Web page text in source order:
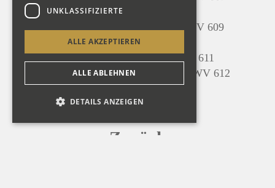
In dulci jubilo, BWV 608
Lobt Gott, ihr Christen allzugleich, BWV 609
Jesu, meine Freude, BWV 610
Christum wir sollen loben schon, BWV 611
Wir Christenleut han jetztund Freud, BWV 612
Präludium und Fuge G-Dur, BWV 541
Zurück
UNKLASSIFIZIERTE
ALLE AKZEPTIEREN
ALLE ABLEHNEN
DETAILS ANZEIGEN